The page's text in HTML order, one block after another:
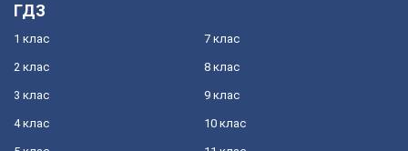
ГДЗ
1 клас
2 клас
3 клас
4 клас
7 клас
8 клас
9 клас
10 клас